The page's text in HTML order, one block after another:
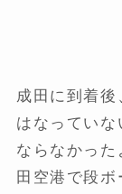
成田に到着後
はなってい
ならなかっ
田空港で段